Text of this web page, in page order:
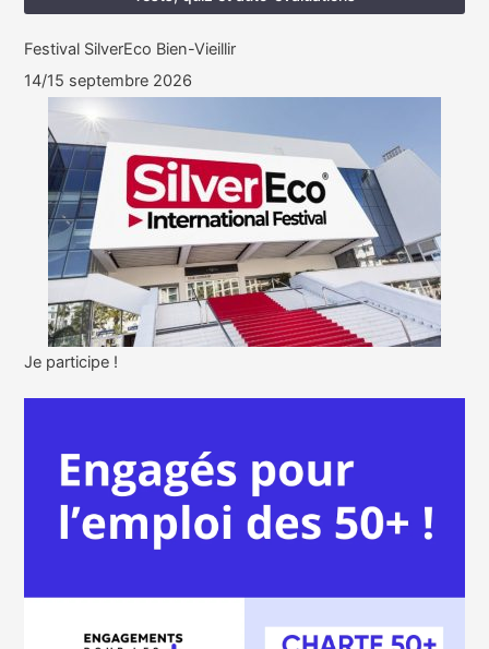
Festival SilverEco Bien-Vieillir
14/15 septembre 2026
Je participe !